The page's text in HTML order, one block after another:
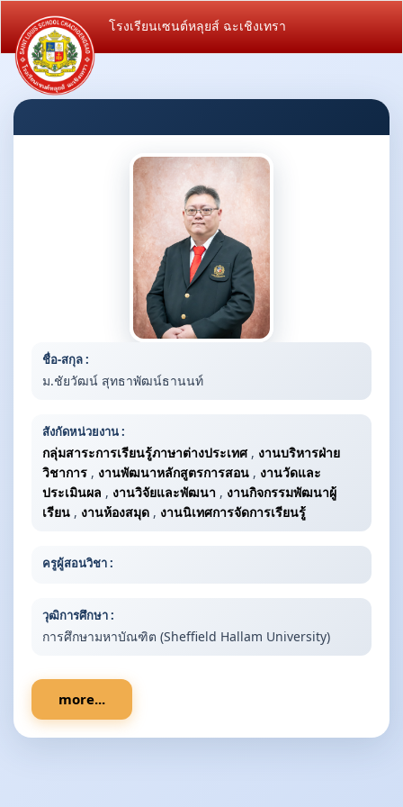
โรงเรียนเซนต์หลุยส์ ฉะเชิงเทรา
ชื่อ-สกุล :
ม.ชัยวัฒน์ สุทธาพัฒน์ธานนท์
สังกัดหน่วยงาน :
กลุ่มสาระการเรียนรู้ภาษาต่างประเทศ, งานบริหารฝ่าย
วิชาการ , งานพัฒนาหลักสูตรการสอน , งานวัดและ
ประเมินผล , งานวิจัยและพัฒนา , งานกิจกรรมพัฒนาผู้
เรียน , งานห้องสมุด , งานนิเทศการจัดการเรียนรู้
ครูผู้สอนวิชา :
วุฒิการศึกษา :
การศึกษามหาบัณฑิต (Sheffield Hallam University)
more...